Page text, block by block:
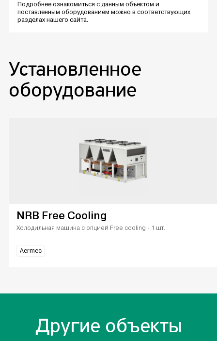
Подробнее ознакомиться с данным объектом и
поставленным оборудованием можно в соответствующих
разделах нашего сайта.
Установленное
оборудование
NRB Free Cooling
Холодильная машина с опцией Free cooling - 1 шт.
Aermec
Другие объекты